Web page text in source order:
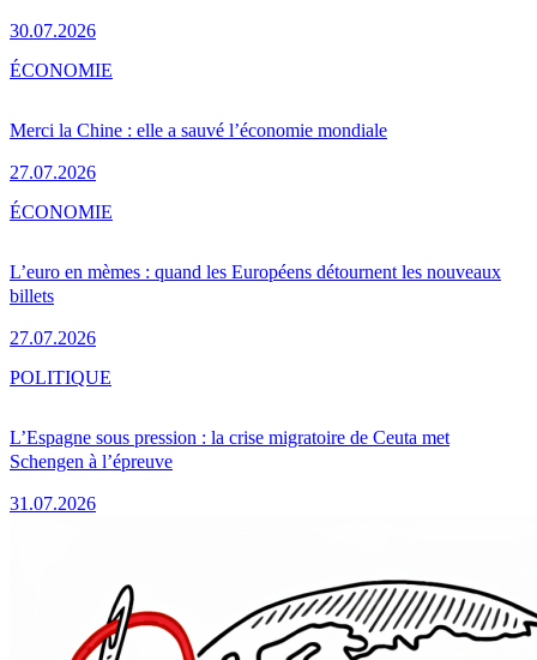
30.07.2026
Merci la Chine : elle a sauvé l’économie mondiale
27.07.2026
ÉCONOMIE
L’euro en mèmes : quand les Européens détournent les nouveaux
billets
27.07.2026
ÉCONOMIE
L’Espagne sous pression : la crise migratoire de Ceuta met
Schengen à l’épreuve
31.07.2026
POLITIQUE